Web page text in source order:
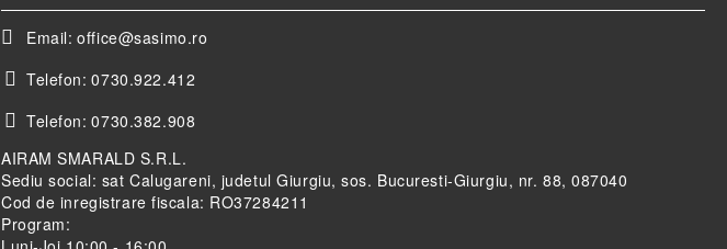
Email: office@sasimo.ro
Telefon: 0730.922.412
Telefon: 0730.382.908
AIRAM SMARALD S.R.L.
Sediu social: sat Calugareni, judetul Giurgiu, sos. Bucuresti-Giurgiu, nr. 88, 087040
Cod de inregistrare fiscala: RO37284211
Program: